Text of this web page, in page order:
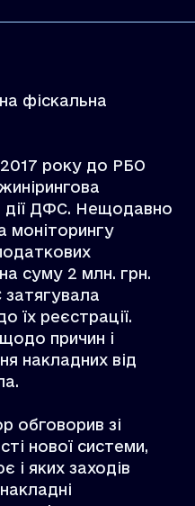
фіскальна
2017 року до РБО
дії ДФС. Нещодавно
моніторингу
суму 2 млн. грн.
їх реєстрації.
причин і
накладних від
обговорив зі
нової системи,
і яких заходів